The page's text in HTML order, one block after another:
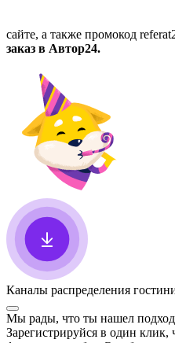
сайте, а также промокод
заказ в Автор24.
Каналы распределения
Мы рады, что ты нашел
Зарегистрируйся в один клик,